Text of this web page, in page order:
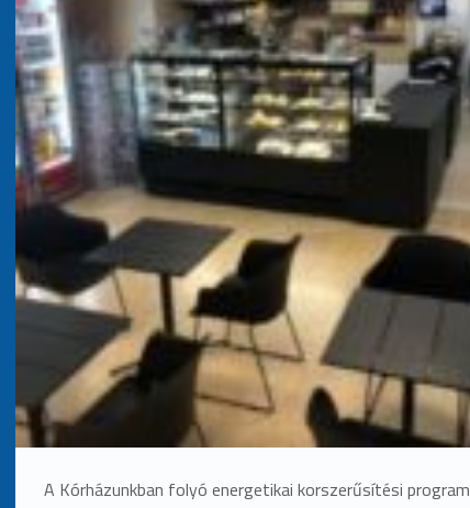
A Kórházunkban folyó energetikai korszerűsítési program